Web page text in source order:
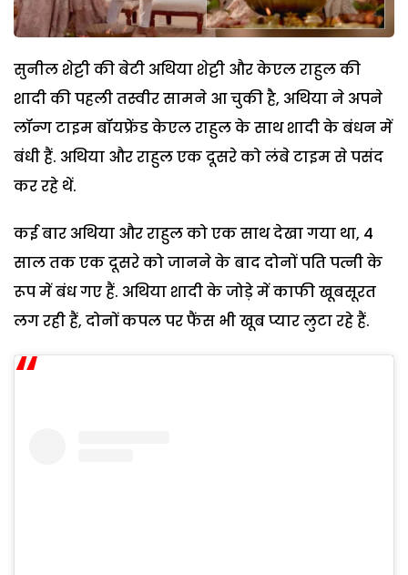
सुनील शेट्टी की बेटी अथिया शेट्टी और केएल राहुल की
शादी की पहली तस्वीर सामने आ चुकी है, अथिया ने अपने
लॉन्ग टाइम बॉयफ्रेंड केएल राहुल के साथ शादी के बंधन में
बंधी हैं. अथिया और राहुल एक दूसरे को लंबे टाइम से पसंद
कर रहे थें.
कई बार अथिया और राहुल को एक साथ देखा गया था, 4
साल तक एक दूसरे को जानने के बाद दोनों पति पत्नी के
रूप में बंध गए हैं. अथिया शादी के जोड़े में काफी खूबसूरत
लग रही हैं, दोनों कपल पर फैंस भी खूब प्यार लुटा रहे हैं.